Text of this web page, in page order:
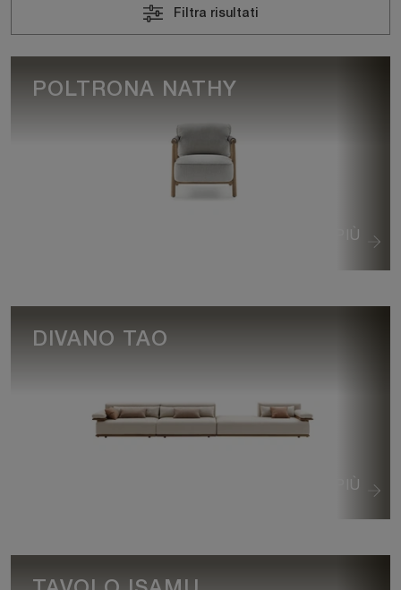
Filtra risultati
VEDI DI PIÙ
POLTRONA NATHY
VEDI DI PIÙ
DIVANO TAO